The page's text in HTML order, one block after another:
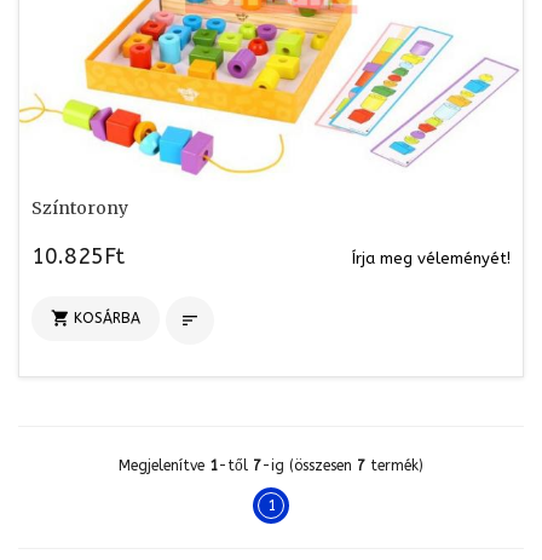
Színtorony
10.825Ft Írja meg véleményét!
 KOSÁRBA 
Megjelenítve 1-től 7-ig (összesen 7 termék)
1